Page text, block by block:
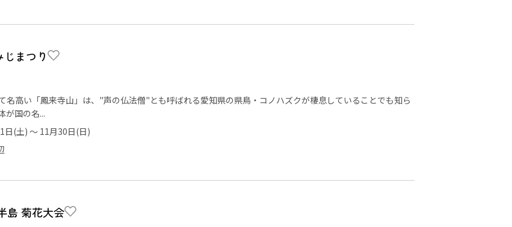
まつり
名高い「鳳来寺山」は、"声の仏法僧"とも呼ばれる愛知県の県鳥・コノハズクが棲息していることでも知ら
が国の名...
日(土) ～ 11月30日(日)
島 菊花大会